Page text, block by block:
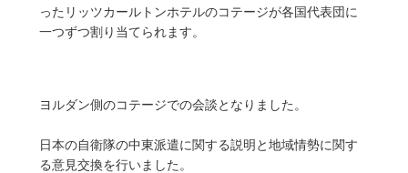
ったリッツカールトンホテルのコテージが各国代表団に
一つずつ割り当てられます。
ヨルダン側のコテージでの会談となりました。
日本の自衛隊の中東派遣に関する説明と地域情勢に関す
る意見交換を行いました。